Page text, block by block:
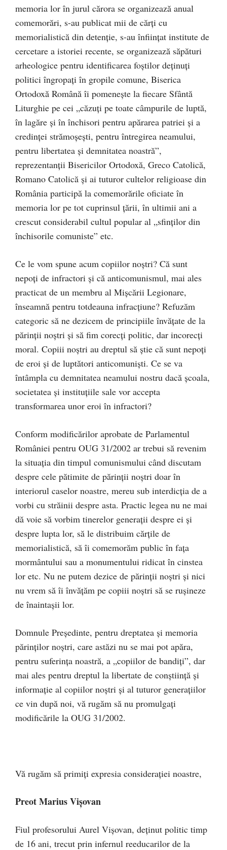
memoria lor în jurul cărora se organizează anual
comemorări, s-au publicat mii de cărţi cu
memorialistică din detenţie, s-au înfiinţat institute de
cercetare a istoriei recente, se organizează săpături
arheologice pentru identificarea foştilor deţinuţi
politici îngropaţi în gropile comune, Biserica
Ortodoxă Română îi pomeneşte la fiecare Sfântă
Liturghie pe cei „căzuţi pe toate câmpurile de luptă,
în lagăre şi în închisori pentru apărarea patriei şi a
credinţei strămoşeşti, pentru întregirea neamului,
pentru libertatea şi demnitatea noastră”,
reprezentanţii Bisericilor Ortodoxă, Greco Catolică,
Romano Catolică şi ai tuturor cultelor religioase din
România participă la comemorările oficiate în
memoria lor pe tot cuprinsul ţării, în ultimii ani a
crescut considerabil cultul popular al „sfinţilor din
închisorile comuniste” etc.
Ce le vom spune acum copiilor noştri? Că sunt
nepoţi de infractori şi că anticomunismul, mai ales
practicat de un membru al Mişcării Legionare,
înseamnă pentru totdeauna infracţiune? Refuzăm
categoric să ne dezicem de principiile învăţate de la
părinţii noştri şi să fim corecţi politic, dar incorecţi
moral. Copiii noştri au dreptul să ştie că sunt nepoţi
de eroi şi de luptători anticomunişti. Ce se va
întâmpla cu demnitatea neamului nostru dacă şcoala,
societatea şi instituţiile sale vor accepta
transformarea unor eroi în infractori?
Conform modificărilor aprobate de Parlamentul
României pentru OUG 31/2002 ar trebui să revenim
la situaţia din timpul comunismului când discutam
despre cele pătimite de părinţii noştri doar în
interiorul caselor noastre, mereu sub interdicţia de a
vorbi cu străinii despre asta. Practic legea nu ne mai
dă voie să vorbim tinerelor generaţii despre ei şi
despre lupta lor, să le distribuim cărţile de
memorialistică, să îi comemorăm public în faţa
mormântului sau a monumentului ridicat în cinstea
lor etc. Nu ne putem dezice de părinţii noştri şi nici
nu vrem să îi învăţăm pe copiii noştri să se ruşineze
de înaintaşii lor.
Domnule Preşedinte, pentru dreptatea şi memoria
părinţilor noştri, care astăzi nu se mai pot apăra,
pentru suferinţa noastră, a „copiilor de bandiţi”, dar
mai ales pentru dreptul la libertate de conştiinţă şi
informaţie al copiilor noştri şi al tuturor generaţiilor
ce vin după noi, vă rugăm să nu promulgaţi
modificările la OUG 31/2002.
Vă rugăm să primiţi expresia consideraţiei noastre,
Preot Marius Vişovan
Fiul profesorului Aurel Vişovan, deţinut politic timp
de 16 ani, trecut prin infernul reeducarilor de la